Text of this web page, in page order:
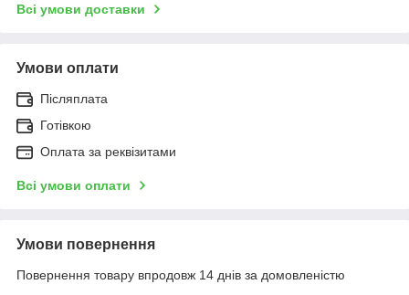
Всі умови доставки
Умови оплати
Післяплата
Готівкою
Оплата за реквізитами
Всі умови оплати
Умови повернення
Повернення товару впродовж 14 днів за домовленістю